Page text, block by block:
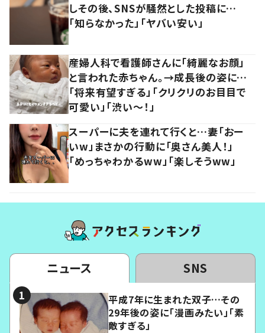
しその後、SNSが騒然とした投稿に…
「知らなかった」「ヤバい安い」
産婦人科で看護師さんに「綺麗なお顔」
と言われた赤ちゃん。→成長後の姿に…
「将来有望すぎる」「クリクリのお目目で
可愛い」「渋い～！」
スーパーに夫を連れて行くと…妻「おー
いw」まさかの行動に「奥さん美人！」
「めっちゃわかるww」「楽しそうww」
ニュース SNS
平成7年に生まれた双子…その
29年後の姿に「漫画みたい」「素
敵すぎる」